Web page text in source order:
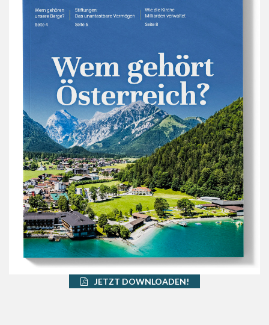
JETZT DOWNLOADEN!